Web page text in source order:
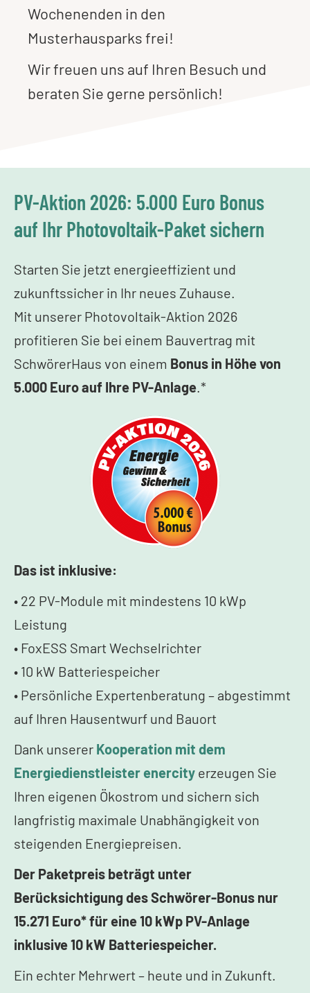
Wochenenden in den
Musterhausparks frei!
Wir freuen uns auf Ihren Besuch und
beraten Sie gerne persönlich!
PV-Aktion 2026: 5.000 Euro Bonus
auf Ihr Photovoltaik-Paket sichern
Starten Sie jetzt energieeffizient und
zukunftssicher in Ihr neues Zuhause.
Mit unserer Photovoltaik-Aktion 2026
profitieren Sie bei einem Bauvertrag mit
SchwörerHaus von einem Bonus in Höhe von
5.000 Euro auf Ihre PV-Anlage .*
Das ist inklusive:
• 22 PV-Module mit mindestens 10 kWp
Leistung
• FoxESS Smart Wechselrichter
• 10 kW Batteriespeicher
• Persönliche Expertenberatung – abgestimmt
auf Ihren Hausentwurf und Bauort
Dank unserer Kooperation mit dem
Energiedienstleister enercity erzeugen Sie
Ihren eigenen Ökostrom und sichern sich
langfristig maximale Unabhängigkeit von
steigenden Energiepreisen.
Der Paketpreis beträgt unter
Berücksichtigung des Schwörer-Bonus nur
15.271 Euro* für eine 10 kWp PV-Anlage
inklusive 10 kW Batteriespeicher.
Ein echter Mehrwert – heute und in Zukunft.